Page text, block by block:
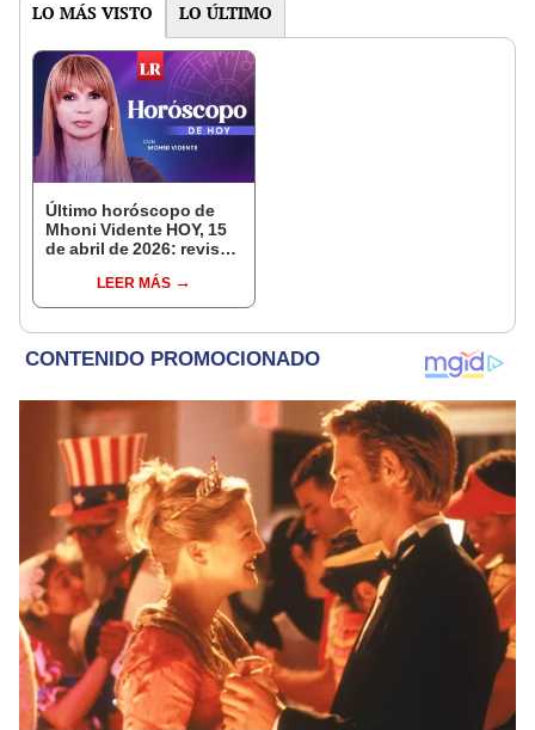
LO MÁS VISTO LO ÚLTIMO
Último horóscopo de
Mhoni Vidente HOY, 15
de abril de 2026: revisa
signo y entérate si te
espera un día
LEER MÁS